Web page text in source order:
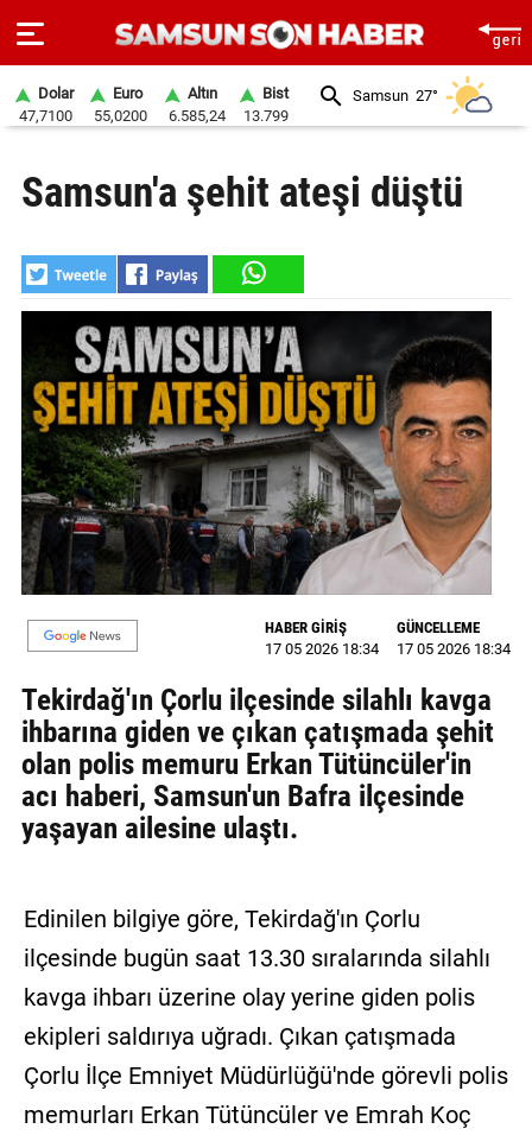
SAYFA
HABER
SAMSUNSPOR
GÜNDEM
SİYASET
EKONOMİ
DÜNYA
MAGAZİN
GALERİ
YAZARLAR
BİZE
ULAŞIN
Künye
İletişim
Gizlilik
Politikası
Dolar
47,7100
Euro
55,0200
Altın
6.585,24
Bist
13.799
Samsun 27°
Samsun'a şehit ateşi düştü
HABER GİRİŞ
17 05 2026 18:34
GÜNCELLEME
17 05 2026 18:34
Tekirdağ'ın Çorlu ilçesinde silahlı kavga
ihbarına giden ve çıkan çatışmada şehit
olan polis memuru Erkan Tütüncüler'in
acı haberi, Samsun'un Bafra ilçesinde
yaşayan ailesine ulaştı.
Edinilen bilgiye göre, Tekirdağ'ın Çorlu
ilçesinde bugün saat 13.30 sıralarında silahlı
kavga ihbarı üzerine olay yerine giden polis
ekipleri saldırıya uğradı. Çıkan çatışmada
Çorlu İlçe Emniyet Müdürlüğü'nde görevli polis
memurları Erkan Tütüncüler ve Emrah Koç